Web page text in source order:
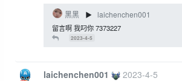
黑黑 ▶ laichenchen001
留言啊 我叼你 7373227
2023-4-5
laichenchen001 2023-4-5